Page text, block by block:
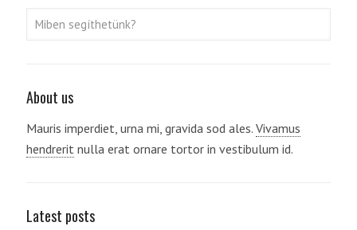
About us
Mauris imperdiet, urna mi, gravida sod ales. Vivamus
hendrerit nulla erat ornare tortor in vestibulum id.
Latest posts